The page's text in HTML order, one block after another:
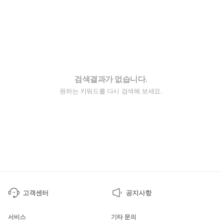
검색결과가 없습니다.
원하는 키워드를 다시 검색해 보세요.
고객센터 공지사항
서비스 기타 문의